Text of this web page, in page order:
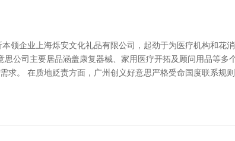
领企业上海烁安文化礼品有限公司，起劲于为医疗机构和花
公司主要居品涵盖康复器械、家用医疗开拓及顾问用品等多
求。 在质地贬责方面，广州创义好意思严格受命国度联系规则